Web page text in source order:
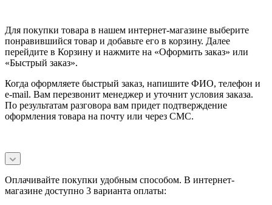
Для покупки товара в нашем интернет-магазине выберите
понравившийся товар и добавьте его в корзину. Далее
перейдите в Корзину и нажмите на «Оформить заказ» или
«Быстрый заказ».
Когда оформляете быстрый заказ, напишите ФИО, телефон и
e-mail. Вам перезвонит менеджер и уточнит условия заказа.
По результатам разговора вам придет подтверждение
оформления товара на почту или через СМС.
Оплачивайте покупки удобным способом. В интернет-
магазине доступно 3 варианта оплаты: